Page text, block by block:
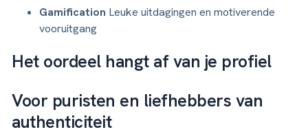
Gamification Leuke uitdagingen en motiverende
vooruitgang
Het oordeel hangt af van je profiel
Voor puristen en liefhebbers van
authenticiteit